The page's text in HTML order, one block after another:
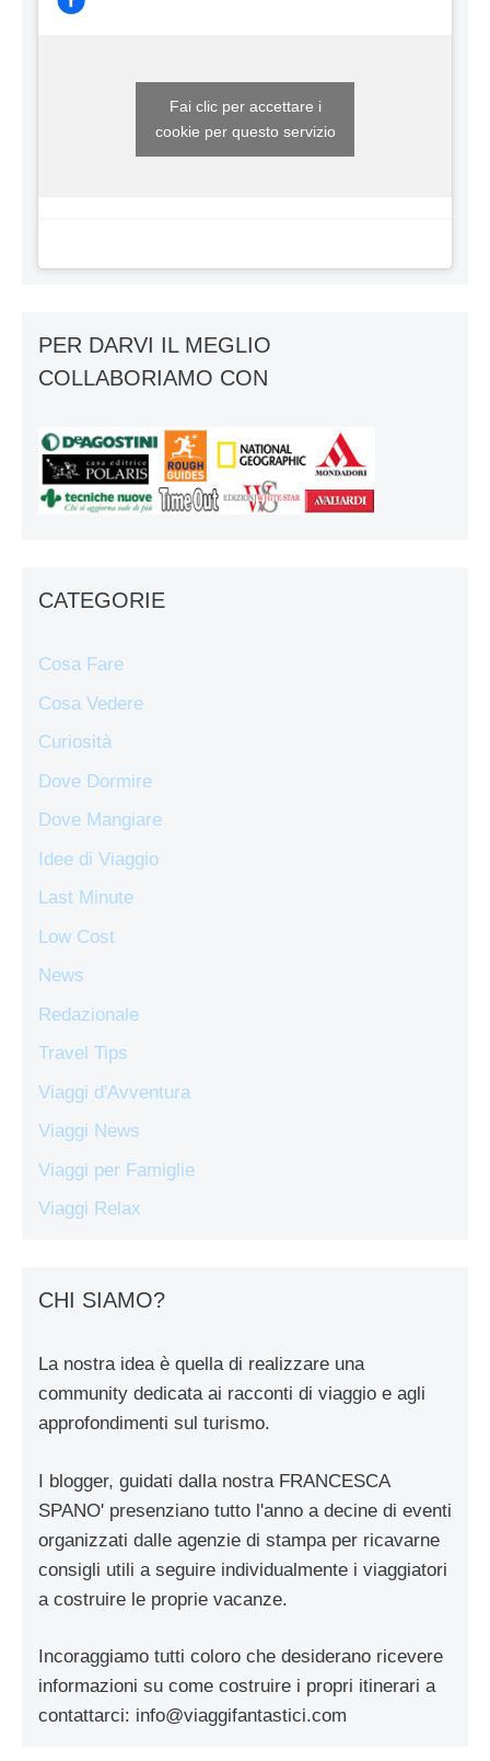
Fai clic per accettare i
cookie per questo servizio
PER DARVI IL MEGLIO
COLLABORIAMO CON
CATEGORIE
Cosa Fare
Cosa Vedere
Curiosità
Dove Dormire
Dove Mangiare
Idee di Viaggio
Last Minute
Low Cost
News
Redazionale
Travel Tips
Viaggi d'Avventura
Viaggi News
Viaggi per Famiglie
Viaggi Relax
CHI SIAMO?
La nostra idea è quella di realizzare una
community dedicata ai racconti di viaggio e agli
approfondimenti sul turismo.
I blogger, guidati dalla nostra FRANCESCA
SPANO' presenziano tutto l'anno a decine di eventi
organizzati dalle agenzie di stampa per ricavarne
consigli utili a seguire individualmente i viaggiatori
a costruire le proprie vacanze.
Incoraggiamo tutti coloro che desiderano ricevere
informazioni su come costruire i propri itinerari a
contattarci: info@viaggifantastici.com